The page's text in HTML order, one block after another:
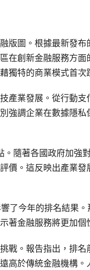
版圖。根據最新發
在創新金融服務方
獨特的商業模式首次
產業發展。從行動
強調企業在數據隱
。隨著各國政府加強
價。這反映出產業
了今年的排名結果
著金融服務將更加
戰。報告指出，排
高於傳統金融機構